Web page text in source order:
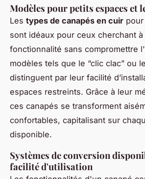
Modèles pour petits espaces et
Les types de canapés en cuir
sont idéaux pour ceux cherchant à
fonctionnalité sans compromettre
modèles tels que le “clic clac” ou
distinguent par leur facilité
espaces restreints. Grâce à leur
ces canapés se transforment
confortables, capitalisant sur
disponible.
Systèmes de conversion
facilité d'utilisation